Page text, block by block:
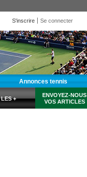
S'inscrire Se connecter
Annonces tennis
LES +
ENVOYEZ-NOUS
VOS ARTICLES